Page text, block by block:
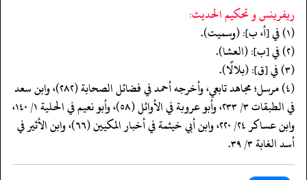
ريفرينس و تحكيم الحدیث:
(١) في [أ، ب]: (وسميت).
(٢) في [ب]: (العشا).
(٣) في [ق]: (بلالًا).
(٤) مرسل؛ مجاهد تابعي، وأخرجه أحمد في فضائل الصحابة (٢٨٢)، وابن سعد
في الطبقات ٣/ ٢٣٣، وأبو عروبة في الأوائل (٥٨)، وأبو نعيم في الحلية ١/ ١٤٠،
وابن عساكر ٢٤/ ٢٢٠، وابن أبي خيثمة في أخبار المكيين (٦٦)، وابن الأثير في
أسد الغابة ٣/ ٣٩.